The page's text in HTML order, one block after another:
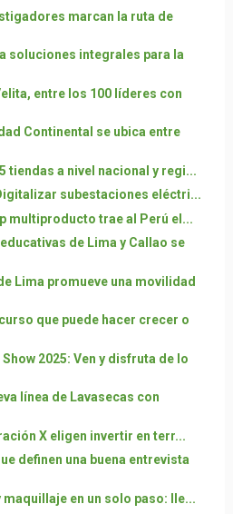
marcan la ruta de
soluciones integrales para la
entre los 100 líderes con
Continental se ubica entre
tiendas a nivel nacional y regi...
subestaciones eléctri...
multiproducto trae al Perú el...
de Lima y Callao se
Lima promueve una movilidad
que puede hacer crecer o
2025: Ven y disfruta de lo
línea de Lavasecas con
X eligen invertir en terr...
definen una buena entrevista
en un solo paso: lle...